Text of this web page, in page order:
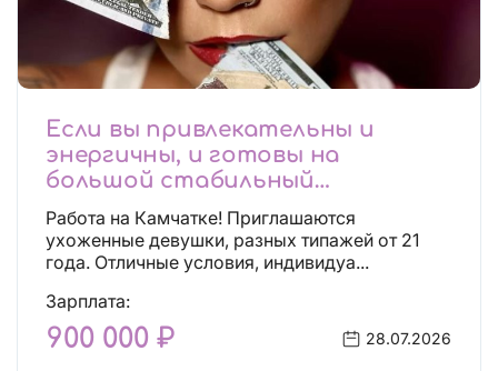
Если вы привлекательны и
энергичны, и готовы на
большой стабильный
заработок, тогда вы уже нашли,
что искали!
Работа на Камчатке! Приглашаются
ухоженные девушки, разных типажей от 21
года. Отличные условия, индивидуа...
Зарплата:
900 000 ₽ 28.07.2026